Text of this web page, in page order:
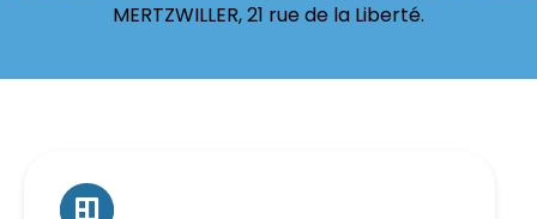
MERTZWILLER, 21 rue de la Liberté.